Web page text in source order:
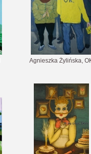
Agnieszka Żylińska,